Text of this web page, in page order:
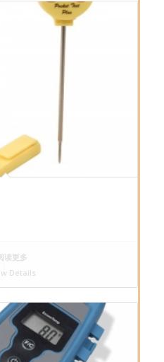
读更多
Details